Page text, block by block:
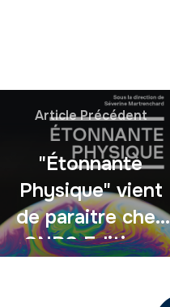
Article Précédent
"Étonnante
Physique" vient
de paraitre chez
CNRS Editions